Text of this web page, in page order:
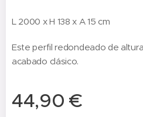
L 2000 x H 138 x A 15 cm
Este perfil redondeado de
acabado clásico.
44,90 €